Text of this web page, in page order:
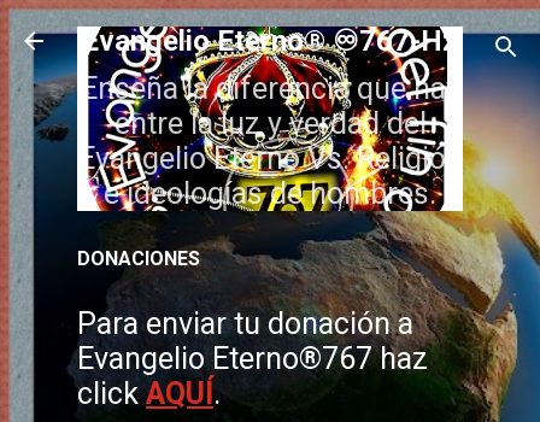
Ir al contenido principal
Evangelio Eterno® ♾️767-Hz
Enseña la diferencia que hay
entre la luz y verdad del
Evangelio Eterno Vs. Religión
e ideologías de hombres.
DONACIONES
Para enviar tu donación a
Evangelio Eterno®767 haz
clickAQUÍ .